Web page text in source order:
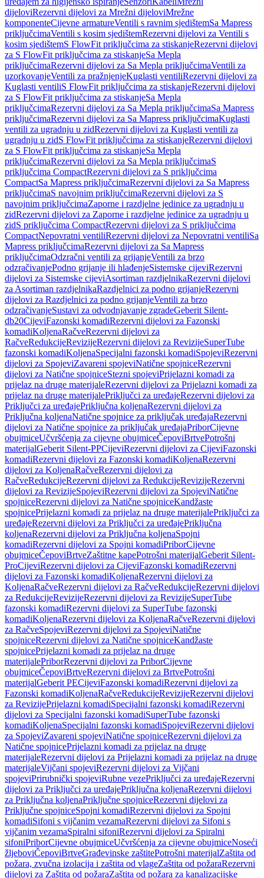
dijeloviRezervni dijelovi za Mrežni dijeloviMrežne
komponenteCijevne armatureVentili s ravnim sjedištemSa Mapress
priključcimaVentili s kosim sjedištemRezervni dijelovi za Ventili s
kosim sjedištemS FlowFit priključcima za stiskanjeRezervni dijelovi
za S FlowFit priključcima za stiskanjeSa Mepla
priključcimaRezervni dijelovi za Sa Mepla priključcimaVentili za
uzorkovanjeVentili za pražnjenjeKuglasti ventiliRezervni dijelovi za
Kuglasti ventiliS FlowFit priključcima za stiskanjeRezervni dijelovi
za S FlowFit priključcima za stiskanjeSa Mepla
priključcimaRezervni dijelovi za Sa Mepla priključcimaSa Mapress
priključcimaRezervni dijelovi za Sa Mapress priključcimaKuglasti
ventili za ugradnju u zidRezervni dijelovi za Kuglasti ventili za
ugradnju u zidS FlowFit priključcima za stiskanjeRezervni dijelovi
za S FlowFit priključcima za stiskanjeSa Mepla
priključcimaRezervni dijelovi za Sa Mepla priključcimaS
priključcima CompactRezervni dijelovi za S priključcima
CompactSa Mapress priključcimaRezervni dijelovi za Sa Mapress
priključcimaS navojnim priključcimaRezervni dijelovi za S
navojnim priključcimaZaporne i razdjelne jedinice za ugradnju u
zidRezervni dijelovi za Zaporne i razdjelne jedinice za ugradnju u
zidS priključcima CompactRezervni dijelovi za S priključcima
CompactNepovratni ventiliRezervni dijelovi za Nepovratni ventiliSa
Mapress priključcimaRezervni dijelovi za Sa Mapress
priključcimaOdzračni ventili za grijanjeVentili za brzo
odzračivanjePodno grijanje ili hlađenjeSistemske cijeviRezervni
dijelovi za Sistemske cijeviAsortiman razdjelnikaRezervni dijelovi
za Asortiman razdjelnikaRazdjelnici za podno grijanjeRezervni
dijelovi za Razdjelnici za podno grijanjeVentili za brzo
odzračivanjeSustavi za odvodnjavanje zgradeGeberit Silent-
db20CijeviFazonski komadiRezervni dijelovi za Fazonski
komadiKoljenaRačveRezervni dijelovi za
RačveRedukcijeRevizijeRezervni dijelovi za RevizijeSuperTube
fazonski komadiKoljenaSpecijalni fazonski komadiSpojeviRezervni
dijelovi za SpojeviZavareni spojeviNatične spojniceRezervni
dijelovi za Natične spojniceStezni spojeviPrijelazni komadi za
prijelaz na druge materijaleRezervni dijelovi za Prijelazni komadi za
prijelaz na druge materijalePriključci za uređajeRezervni dijelovi za
Priključci za uređajePriključna koljenaRezervni dijelovi za
Priključna koljenaNatične spojnice za priključak uređajaRezervni
dijelovi za Natične spojnice za priključak uređajaPriborCijevne
obujmiceUčvršćenja za cijevne obujmiceČepoviBrtvePotrošni
materijalGeberit Silent-PPCijeviRezervni dijelovi za CijeviFazonski
komadiRezervni dijelovi za Fazonski komadiKoljenaRezervni
dijelovi za KoljenaRačveRezervni dijelovi za
RačveRedukcijeRezervni dijelovi za RedukcijeRevizijeRezervni
dijelovi za RevizijeSpojeviRezervni dijelovi za SpojeviNatične
spojniceRezervni dijelovi za Natične spojniceKandžaste
spojnicePrijelazni komadi za prijelaz na druge materijalePriključci za
uređajeRezervni dijelovi za Priključci za uređajePriključna
koljenaRezervni dijelovi za Priključna koljenaSpojni
komadiRezervni dijelovi za Spojni komadiPriborCijevne
obujmiceČepoviBrtveZaštitne kapePotrošni materijalGeberit Silent-
ProCijeviRezervni dijelovi za CijeviFazonski komadiRezervni
dijelovi za Fazonski komadiKoljenaRezervni dijelovi za
KoljenaRačveRezervni dijelovi za RačveRedukcijeRezervni dijelovi
za RedukcijeRevizijeRezervni dijelovi za RevizijeSuperTube
fazonski komadiRezervni dijelovi za SuperTube fazonski
komadiKoljenaRezervni dijelovi za KoljenaRačveRezervni dijelovi
za RačveSpojeviRezervni dijelovi za SpojeviNatične
spojniceRezervni dijelovi za Natične spojniceKandžaste
spojnicePrijelazni komadi za prijelaz na druge
materijalePriborRezervni dijelovi za PriborCijevne
obujmiceČepoviBrtveRezervni dijelovi za BrtvePotrošni
materijalGeberit PECijeviFazonski komadiRezervni dijelovi za
Fazonski komadiKoljenaRačveRedukcijeRevizijeRezervni dijelovi
za RevizijePrijelazni komadiSpecijalni fazonski komadiRezervni
dijelovi za Specijalni fazonski komadiSuperTube fazonski
komadiKoljenaSpecijalni fazonski komadiSpojeviRezervni dijelovi
za SpojeviZavareni spojeviNatične spojniceRezervni dijelovi za
Natične spojnicePrijelazni komadi za prijelaz na druge
materijaleRezervni dijelovi za Prijelazni komadi za prijelaz na druge
materijaleVijčani spojeviRezervni dijelovi za Vijčani
spojeviPrirubnički spojeviRubne vezePriključci za uređajeRezervni
dijelovi za Priključci za uređajePriključna koljenaRezervni dijelovi
za Priključna koljenaPriključne spojniceRezervni dijelovi za
Priključne spojniceSpojni komadiRezervni dijelovi za Spojni
komadiSifoni s vijčanim vezamaRezervni dijelovi za Sifoni s
vijčanim vezamaSpiralni sifoniRezervni dijelovi za Spiralni
sifoniPriborCijevne obujmiceUčvršćenja za cijevne obujmiceNoseći
žljeboviČepoviBrtveGrađevinske zaštitePotrošni materijalZaštita od
požara, zvučna izolacija i zaštita od vlageZaštita od požaraRezervni
dijelovi za Zaštita od požaraZaštita od požara za kanalizacijske